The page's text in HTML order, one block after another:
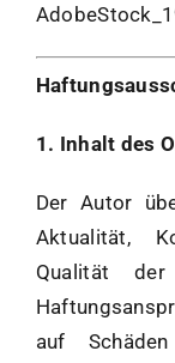
1. Inhalt des
Der Autor
Aktualität,
Qualität der
auf